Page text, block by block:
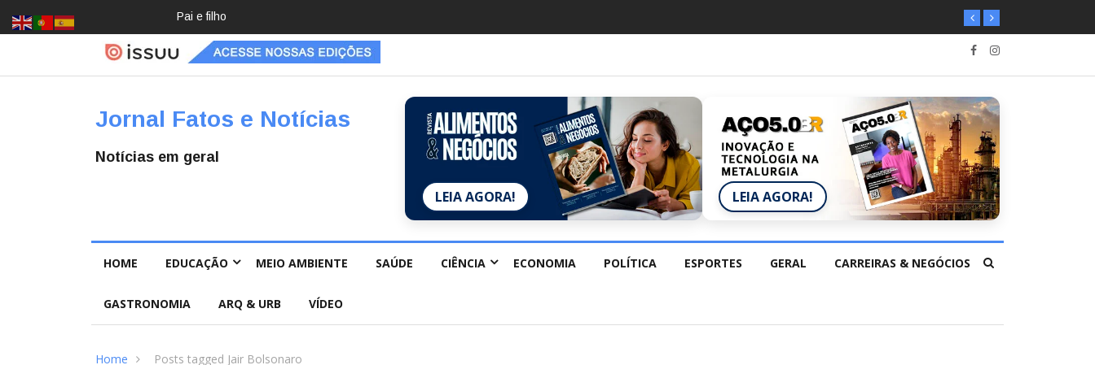
Crochê, jardinagem, diário: mulheres estão redescobrindo hobbies para desacelerar
Jornal Fatos e Notícias
Notícias em geral
LEIA AGORA! LEIA AGORA!
HOME EDUCAÇÃO MEIO AMBIENTE SAÚDE CIÊNCIA ECONOMIA POLÍTICA ESPORTES GERAL CARREIRAS & NEGÓCIOS
GASTRONOMIA ARQ & URB VÍDEO
Home Posts tagged Jair Bolsonaro